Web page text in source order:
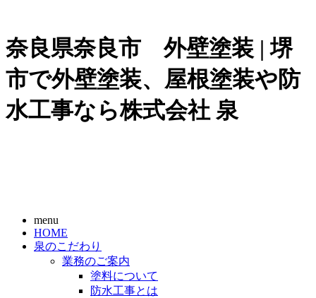
奈良県奈良市 外壁塗装 | 堺
市で外壁塗装、屋根塗装や防
水工事なら株式会社 泉
menu
HOME
泉のこだわり
業務のご案内
塗料について
防水工事とは